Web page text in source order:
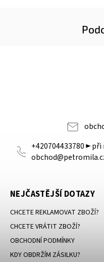
+420704433780 ►
NEJČASTĚJŠÍ DOTAZY
CHCETE REKLAMOVAT ZBOŽÍ?
CHCETE VRÁTIT ZBOŽÍ?
OBCHODNÍ PODMÍNKY
KDY OBDRŽÍM ZÁSILKU?